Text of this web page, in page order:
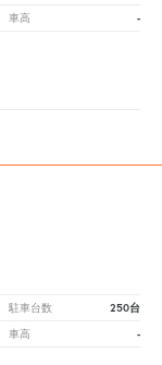
車高 -
駐車台数 250台
車高 -